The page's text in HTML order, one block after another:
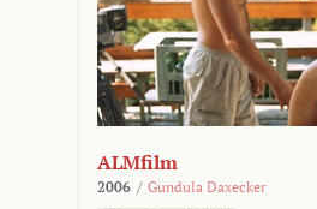
ALMfilm
2006 / Gundula Daxecker